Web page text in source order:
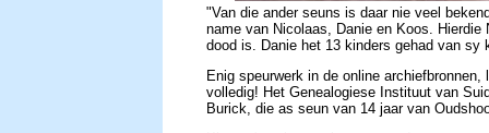
"Van die ander seuns is daar nie veel
name van Nicolaas, Danie en Koos. Hierdie
dood is. Danie het 13 kinders gehad van
Enig speurwerk in de online
volledig! Het Genealogiese Instituut van
Burick, die as seun van 14 jaar van